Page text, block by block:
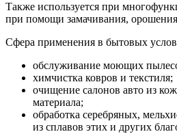
Также используется при
при помощи замачивания,
Сфера применения в бытовых
обслуживание моющих
химчистка ковров и текстиля;
очищение салонов авто из
материала;
обработка серебряных,
из сплавов этих и других